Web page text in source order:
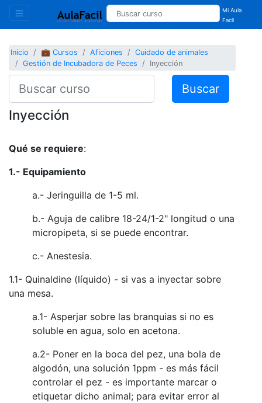
Mi Aula
Facil
Inicio 💼 Cursos Aficiones
Cuidado de animales
Gestión de Incubadora de Peces
Inyección
Buscar
Inyección
Qué se requiere:
1.- Equipamiento
a.- Jeringuilla de 1-5 ml.
b.- Aguja de calibre 18-24/1-2" longitud o una
micropipeta, si se puede encontrar.
c.- Anestesia.
1.1- Quinaldine (líquido) - si vas a inyectar sobre
una mesa.
a.1- Asperjar sobre las branquias si no es
soluble en agua, solo en acetona.
a.2- Poner en la boca del pez, una bola de
algodón, una solución 1ppm - es más fácil
controlar el pez - es importante marcar o
etiquetar dicho animal; para evitar error al